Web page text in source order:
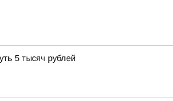
5 тысяч рублей